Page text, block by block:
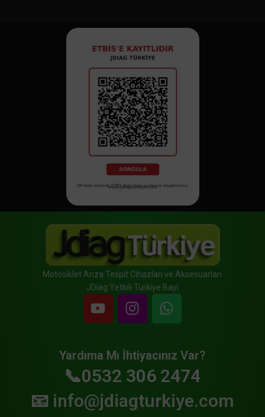
Motosiklet Arıza Tespit Cihazları ve Aksesuarları
JDiag Yetkili Türkiye Bayi
Yardıma Mı İhtiyacınız Var?
📞0532 306 2474
📧 info@jdiagturkiye.com